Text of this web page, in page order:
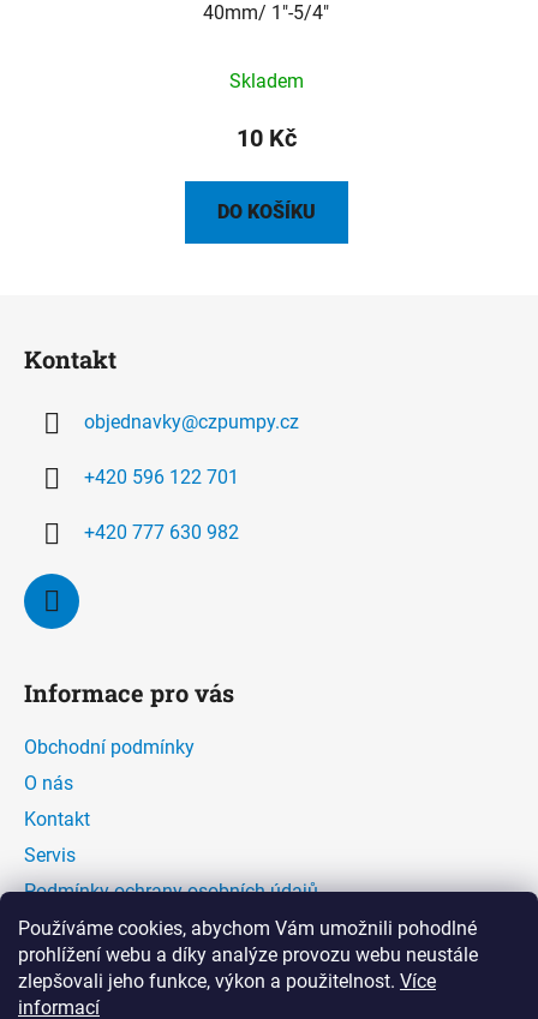
Používáme cookies, abychom Vám umožnili pohodlné
prohlížení webu a díky analýze provozu webu neustále
zlepšovali jeho funkce, výkon a použitelnost. Více
informací
40mm/ 1"-5/4"
Skladem
10 Kč
DO KOŠÍKU
Kontakt
objednavky@czpumpy.cz
+420 596 122 701
+420 777 630 982
Informace pro vás
Obchodní podmínky
O nás
Kontakt
Servis
Podmínky ochrany osobních údajů
Kontaktní formulář
Facebook